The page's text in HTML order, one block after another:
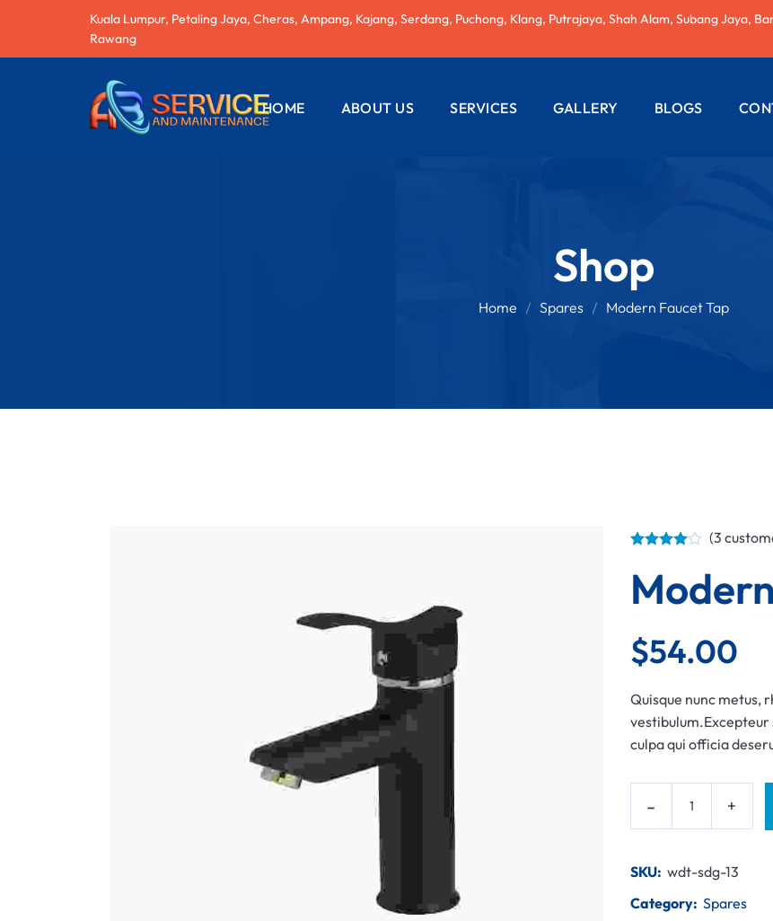
Kuala Lumpur, Petaling Jaya, Cheras, Ampang, Kajang, Serdang, Puchong, Klang, Putrajaya, Shah Alam, Subang Jaya,
Rawang
HOME ABOUT US SERVICES GALLERY BLOGS
Shop
Home Spares Modern Faucet Tap
(3
$54.00
Quisque nunc metus,
culpa qui officia
SKU: wdt-sdg-13
Category: Spares